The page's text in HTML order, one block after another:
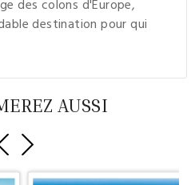
des colons d'Europe,
destination pour qui
AUSSI